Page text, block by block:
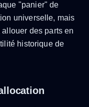
"panier" de
universelle, mais
des parts en
historique de